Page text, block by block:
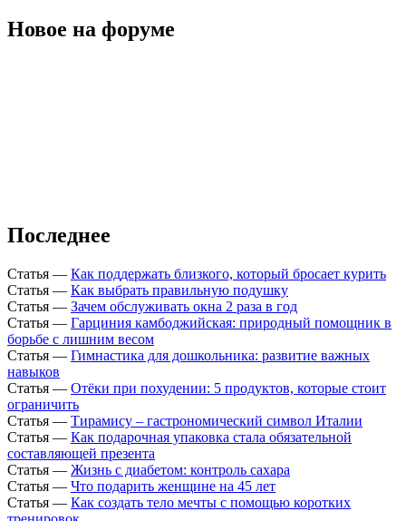
Новое на форуме
Последнее
Статья — Как поддержать близкого, который бросает курить
Статья — Как выбрать правильную подушку
Статья — Зачем обслуживать окна 2 раза в год
Статья — Гарциния камбоджийская: природный помощник в
борьбе с лишним весом
Статья — Гимнастика для дошкольника: развитие важных
навыков
Статья — Отёки при похудении: 5 продуктов, которые стоит
ограничить
Статья — Тирамису – гастрономический символ Италии
Статья — Как подарочная упаковка стала обязательной
составляющей презента
Статья — Жизнь с диабетом: контроль сахара
Статья — Что подарить женщине на 45 лет
Статья — Как создать тело мечты с помощью коротких